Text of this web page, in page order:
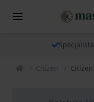
Citizen